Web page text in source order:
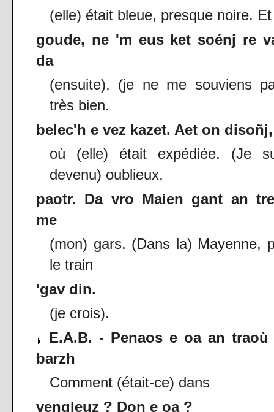
(elle) était bleue, presque noire. Et
goude, ne 'm eus ket soénj re
da
(ensuite), (je ne me souviens
très bien.
belec'h e vez kazet. Aet on disoñj,
où (elle) était expédiée. (Je
devenu) oublieux,
paotr. Da vro Maien gant an
me
(mon) gars. (Dans la) Mayenne,
le train
'gav din.
(je crois).
E.A.B. - Penaos e oa an traoù
barzh
Comment (était-ce) dans
vengleuz ? Don e oa ?